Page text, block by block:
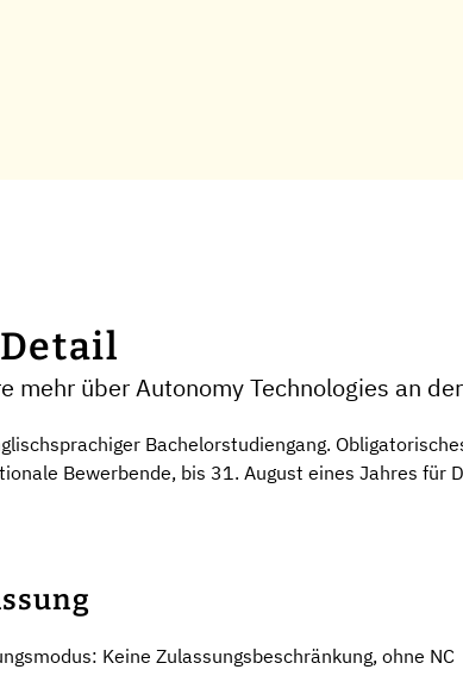
mehr über Autonomy Technologies an
Bachelorstudiengang.
Bewerbende, bis 31. August eines Jahres für
Keine Zulassungsbeschränkung, ohne NC